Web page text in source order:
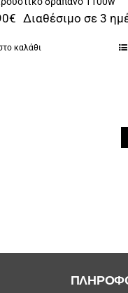
€ ΗΔιαθέσιμο σε 3
καλάθι